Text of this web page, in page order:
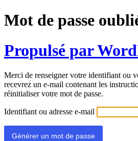
Mot de passe
Propulsé par
Merci de renseigner votre identifiant ou
recevrez un e-mail contenant les
réinitialiser votre mot de passe.
Identifiant ou adresse e-mail